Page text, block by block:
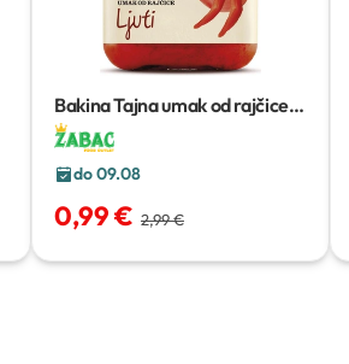
Bakina Tajna umak od rajčice
ljuti300 g
do 09.08
0,99 € 2,99 €